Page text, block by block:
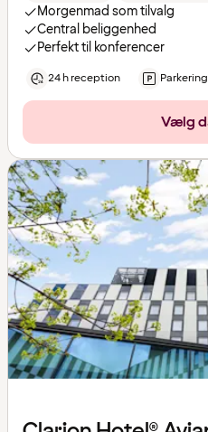
Morgenmad som tilvalg
Central beliggenhed
Perfekt til konferencer
24 h reception Parkering
Vælg